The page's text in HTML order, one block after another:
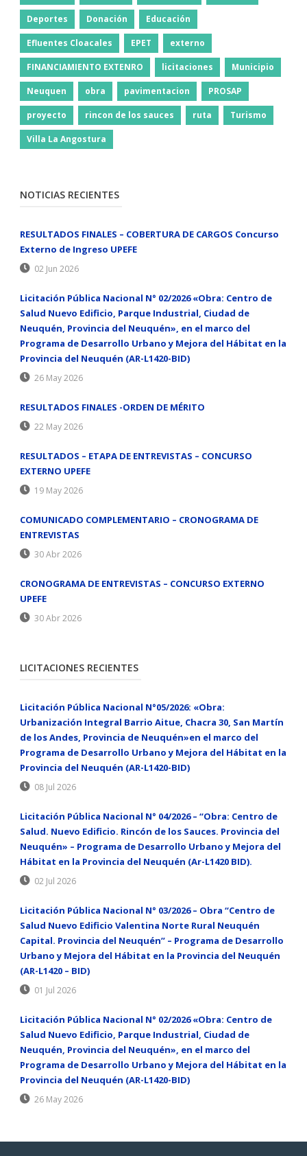
Deportes Donación Educación
Efluentes Cloacales EPET externo
FINANCIAMIENTO EXTENRO licitaciones Municipio
Neuquen obra pavimentacion PROSAP
proyecto rincon de los sauces ruta Turismo
Villa La Angostura
NOTICIAS RECIENTES
RESULTADOS FINALES – COBERTURA DE CARGOS Concurso
Externo de Ingreso UPEFE
02 Jun 2026
Licitación Pública Nacional N° 02/2026 «Obra: Centro de
Salud Nuevo Edificio, Parque Industrial, Ciudad de
Neuquén, Provincia del Neuquén», en el marco del
Programa de Desarrollo Urbano y Mejora del Hábitat en la
Provincia del Neuquén (AR-L1420-BID)
26 May 2026
RESULTADOS FINALES -ORDEN DE MÉRITO
22 May 2026
RESULTADOS – ETAPA DE ENTREVISTAS – CONCURSO
EXTERNO UPEFE
19 May 2026
COMUNICADO COMPLEMENTARIO – CRONOGRAMA DE
ENTREVISTAS
30 Abr 2026
CRONOGRAMA DE ENTREVISTAS – CONCURSO EXTERNO
UPEFE
30 Abr 2026
LICITACIONES RECIENTES
Licitación Pública Nacional N°05/2026: «Obra:
Urbanización Integral Barrio Aitue, Chacra 30, San Martín
de los Andes, Provincia de Neuquén»en el marco del
Programa de Desarrollo Urbano y Mejora del Hábitat en la
Provincia del Neuquén (AR-L1420-BID)
08 Jul 2026
Licitación Pública Nacional N° 04/2026 – “Obra: Centro de
Salud. Nuevo Edificio. Rincón de los Sauces. Provincia del
Neuquén» – Programa de Desarrollo Urbano y Mejora del
Hábitat en la Provincia del Neuquén (Ar-L1420 BID).
02 Jul 2026
Licitación Pública Nacional N° 03/2026 – Obra “Centro de
Salud Nuevo Edificio Valentina Norte Rural Neuquén
Capital. Provincia del Neuquén” – Programa de Desarrollo
Urbano y Mejora del Hábitat en la Provincia del Neuquén
(AR-L1420 – BID)
01 Jul 2026
Licitación Pública Nacional N° 02/2026 «Obra: Centro de
Salud Nuevo Edificio, Parque Industrial, Ciudad de
Neuquén, Provincia del Neuquén», en el marco del
Programa de Desarrollo Urbano y Mejora del Hábitat en la
Provincia del Neuquén (AR-L1420-BID)
26 May 2026